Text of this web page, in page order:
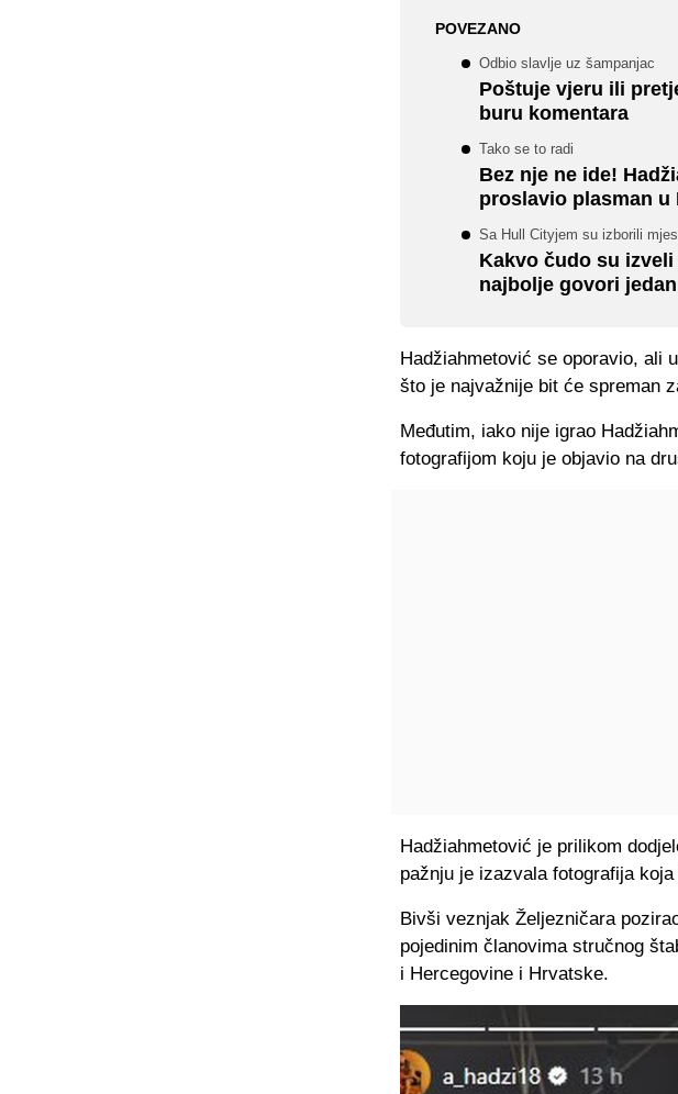
POVEZANO
Odbio slavlje uz šampanjac
Poštuje vjeru ili
buru komentara
Tako se to radi
Bez nje ne ide!
proslavio plasman u
Sa Hull Cityjem su izborili
Kakvo čudo su
najbolje govori
Hadžiahmetović se oporavio, ali
što je najvažnije bit će spreman
Međutim, iako nije igrao
fotografijom koju je objavio na
Hadžiahmetović je prilikom
pažnju je izazvala fotografija
Bivši veznjak Željezničara
pojedinim članovima stručnog
i Hercegovine i Hrvatske.